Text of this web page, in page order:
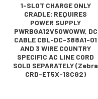
1-SLOT CHARGE ONLY
CRADLE; REQUIRES
POWER SUPPLY
PWRBGA12V50W0WW, DC
CABLE CBL-DC-388A1-01
AND 3 WIRE COUNTRY
SPECIFIC AC LINE CORD
SOLD SEPARATELY (Zebra
CRD-ET5X-1SCG2)